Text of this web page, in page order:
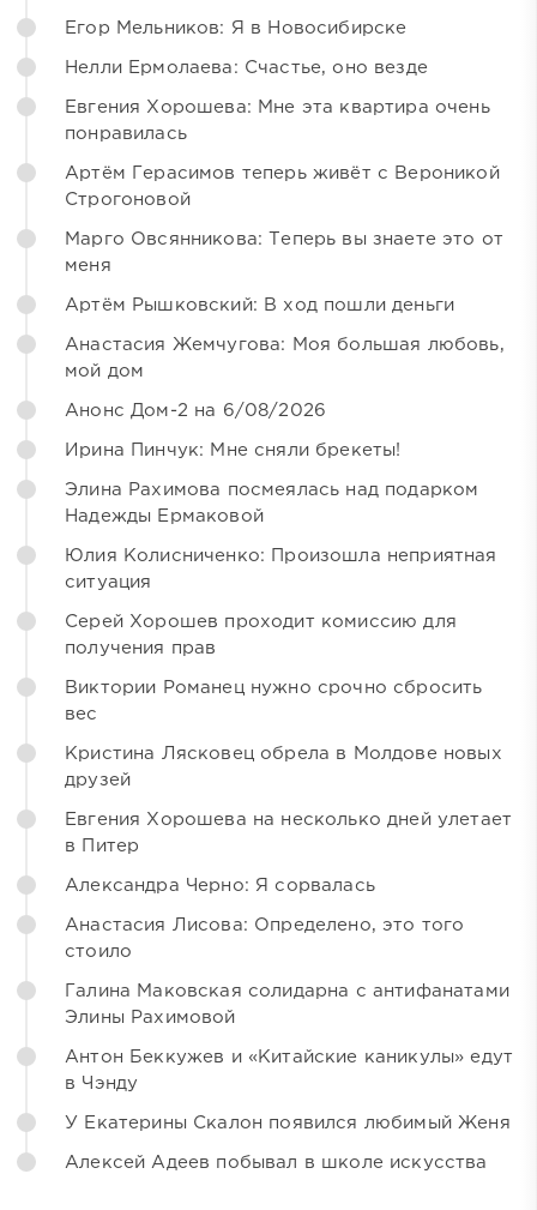
Егор Мельников: Я в Новосибирске
Нелли Ермолаева: Счастье, оно везде
Евгения Хорошева: Мне эта квартира очень
понравилась
Артём Герасимов теперь живёт с Вероникой
Строгоновой
Марго Овсянникова: Теперь вы знаете это от
меня
Артём Рышковский: В ход пошли деньги
Анастасия Жемчугова: Моя большая любовь,
мой дом
Анонс Дом-2 на 6/08/2026
Ирина Пинчук: Мне сняли брекеты!
Элина Рахимова посмеялась над подарком
Надежды Ермаковой
Юлия Колисниченко: Произошла неприятная
ситуация
Серей Хорошев проходит комиссию для
получения прав
Виктории Романец нужно срочно сбросить
вес
Кристина Лясковец обрела в Молдове новых
друзей
Евгения Хорошева на несколько дней улетает
в Питер
Александра Черно: Я сорвалась
Анастасия Лисова: Определено, это того
стоило
Галина Маковская солидарна с антифанатами
Элины Рахимовой
Антон Беккужев и «Китайские каникулы» едут
в Чэнду
У Екатерины Скалон появился любимый Женя
Алексей Адеев побывал в школе искусства